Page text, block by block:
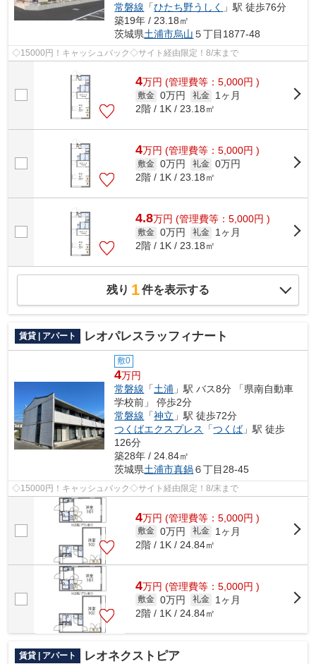
常磐線 「ひたち野うしく
」駅 徒歩76分
築19年 / 23.18㎡
茨城県土浦市烏山 ５丁目1877-48
◇15000円！キャッシュバック◇サイト経由限定！8/末まで
4万円 (管理費等：5,000円 )
敷金 0万円 礼金
1ヶ月
2階 / 1K / 23.18㎡
4万円 (管理費等：5,000円 )
敷金 0万円 礼金 0万円
2階 / 1K / 23.18㎡
4.8万円 (管理費等：5,000円 )
敷金 0万円 礼金
1ヶ月
2階 / 1K / 23.18㎡
残り 1件を表示する
賃貸 | アパート レオパレスラッフィナート
敷0
4万円
常磐線 「土浦 」駅 バス8分 「県南自動車
学校前」 停歩2分
常磐線 「神立 」駅 徒歩72分
つくばエクスプレス
「つくば」駅 徒歩
126分
築28年 / 24.84㎡
茨城県土浦市真鍋６丁目28-45
◇15000円！キャッシュバック◇サイト経由限定！8/末まで
4万円 (管理費等：5,000円 )
敷金 0万円 礼金
1ヶ月
2階 / 1K / 24.84㎡
4万円 (管理費等：5,000円 )
敷金 0万円 礼金
1ヶ月
2階 / 1K / 24.84㎡
賃貸 | アパート レオネクストピア